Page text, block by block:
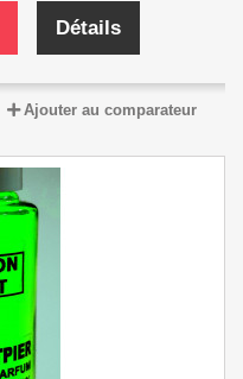
Détails
Ajouter au comparateur